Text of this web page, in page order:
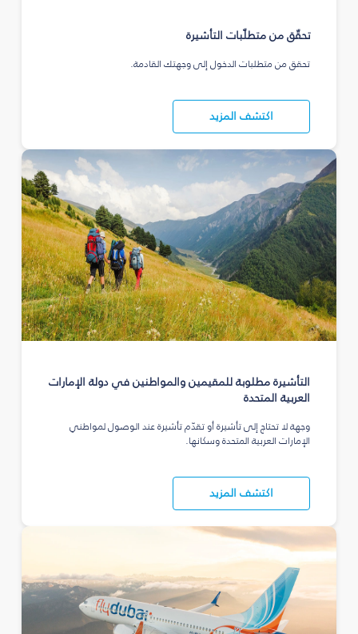
تحقّق من متطلّبات التأشيرة
تحقق من متطلبات الدخول إلى وجهتك القادمة.
اكتشف المزيد
التأشيرة مطلوبة للمقيمين والمواطنين في دولة الإمارات
العربية المتحدة
وجهة لا تحتاج إلى تأشيرة أو تقدّم تأشيرة عند الوصول لمواطني
الإمارات العربية المتحدة وسكانها.
اكتشف المزيد